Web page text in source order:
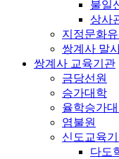
불일
상사
지정문화
쌍계사 말
쌍계사 교육기관
금당선원
승가대학
율학승가
염불원
신도교육
다도